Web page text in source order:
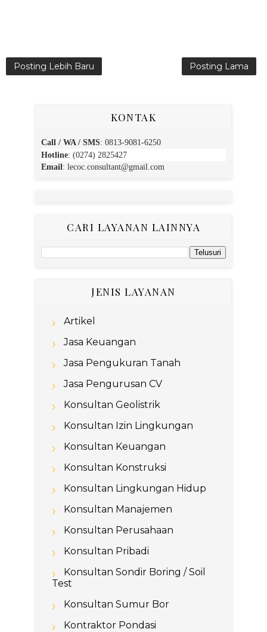
Posting Lebih Baru Posting Lama
KONTAK
Call / WA / SMS: 0813-9081-6250
Hotline: (0274) 2825427
Email: lecoc.consultant@gmail.com
CARI LAYANAN LAINNYA
JENIS LAYANAN
Artikel
Jasa Keuangan
Jasa Pengukuran Tanah
Jasa Pengurusan CV
Konsultan Geolistrik
Konsultan Izin Lingkungan
Konsultan Keuangan
Konsultan Konstruksi
Konsultan Lingkungan Hidup
Konsultan Manajemen
Konsultan Perusahaan
Konsultan Pribadi
Konsultan Sondir Boring / Soil
Test
Konsultan Sumur Bor
Kontraktor Pondasi